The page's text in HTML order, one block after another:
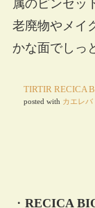
属のピンセッ
老廃物やメイ
かな面でしっ
TIRTIR RECICA
posted with カエレバ
・ RECICA